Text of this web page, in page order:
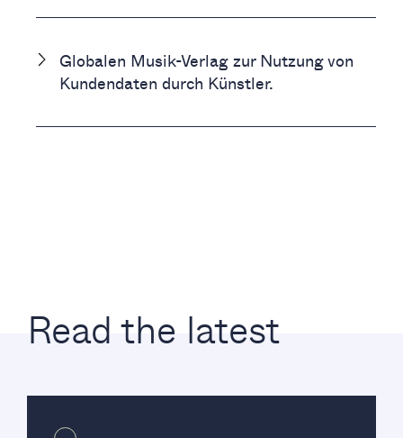
Globalen Musik-Verlag zur Nutzung von
Kundendaten durch Künstler.
Read the latest